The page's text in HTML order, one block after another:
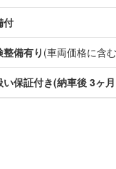
付
備有り (車両価格に含
い保証付き(納車後 3ヶ